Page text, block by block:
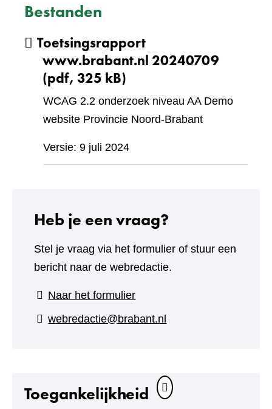
Bestanden
Toetsingsrapport
www.brabant.nl 20240709
(pdf, 325 kB)
WCAG 2.2 onderzoek niveau AA Demo
website Provincie Noord-Brabant
Versie: 9 juli 2024
Heb je een vraag?
Stel je vraag via het formulier of stuur een
bericht naar de webredactie.
Naar het formulier(verwijst
naar
webredactie@brabant.nl
Toegankelijkheid